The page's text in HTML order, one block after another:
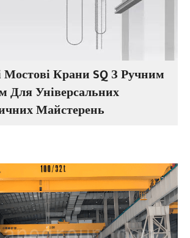
Мостові Крани SQ З Ручним
Для Універсальних
Майстерень